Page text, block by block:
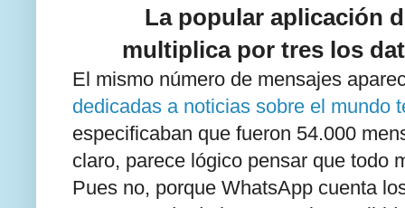
La popular aplicación
multiplica por tres los
El mismo número de mensajes
dedicadas a noticias sobre el mundo
especificaban que fueron 54.000
claro, parece lógico pensar que todo
Pues no, porque WhatsApp cuenta